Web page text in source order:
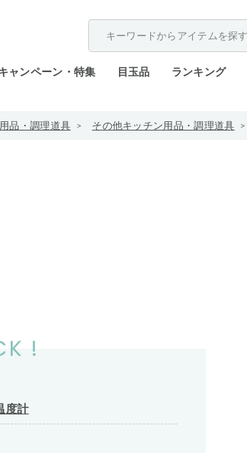
ャンペーン・特集 目玉品 ランキング
品・調理道具 その他キッチン用品・調理道具
!
度計